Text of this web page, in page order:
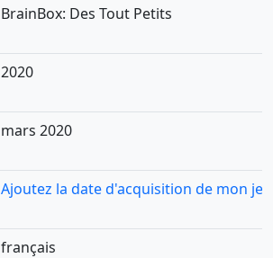
BrainBox: Des Tout Petits
2020
mars 2020
Ajoutez la date d'acquisition de mon jeu
français